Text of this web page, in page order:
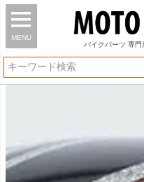
MENU
バイク パーツ 専門